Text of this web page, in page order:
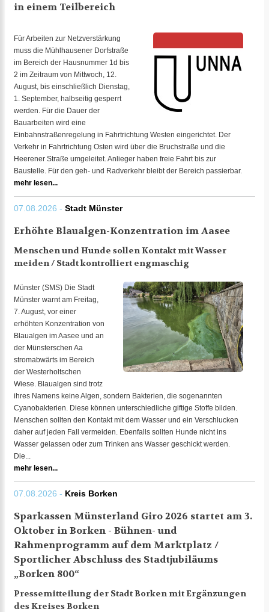
in einem Teilbereich
Für Arbeiten zur Netzverstärkung
muss die Mühlhausener Dorfstraße
im Bereich der Hausnummer 1d bis
2 im Zeitraum von Mittwoch, 12.
August, bis einschließlich Dienstag,
1. September, halbseitig gesperrt
werden. Für die Dauer der
Bauarbeiten wird eine
Einbahnstraßenregelung in Fahrtrichtung Westen eingerichtet. Der
Verkehr in Fahrtrichtung Osten wird über die Bruchstraße und die
Heerener Straße umgeleitet. Anlieger haben freie Fahrt bis zur
Baustelle. Für den geh- und Radverkehr bleibt der Bereich passierbar.
mehr lesen...
07.08.2026 - Stadt Münster
Erhöhte Blaualgen-Konzentration im Aasee
Menschen und Hunde sollen Kontakt mit Wasser
meiden / Stadt kontrolliert engmaschig
Münster (SMS) Die Stadt
Münster warnt am Freitag,
7. August, vor einer
erhöhten Konzentration von
Blaualgen im Aasee und an
der Münsterschen Aa
stromabwärts im Bereich
der Westerholtschen
Wiese. Blaualgen sind trotz
ihres Namens keine Algen, sondern Bakterien, die sogenannten
Cyanobakterien. Diese können unterschiedliche giftige Stoffe bilden.
Menschen sollten den Kontakt mit dem Wasser und ein Verschlucken
daher auf jeden Fall vermeiden. Ebenfalls sollten Hunde nicht ins
Wasser gelassen oder zum Trinken ans Wasser geschickt werden.
Die...
mehr lesen...
07.08.2026 - Kreis Borken
Sparkassen Münsterland Giro 2026 startet am 3.
Oktober in Borken - Bühnen- und
Rahmenprogramm auf dem Marktplatz /
Sportlicher Abschluss des Stadtjubiläums
„Borken 800“
Pressemitteilung der Stadt Borken mit Ergänzungen
des Kreises Borken